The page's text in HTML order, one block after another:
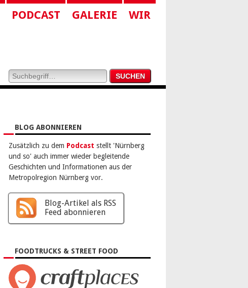
PODCAST GALERIE WIR
BLOG ABONNIEREN
Zusätzlich zu dem Podcast stellt 'Nürnberg
und so' auch immer wieder begleitende
Geschichten und Informationen aus der
Metropolregion Nürnberg vor.
Blog-Artikel als RSS
Feed abonnieren
FOODTRUCKS & STREET FOOD